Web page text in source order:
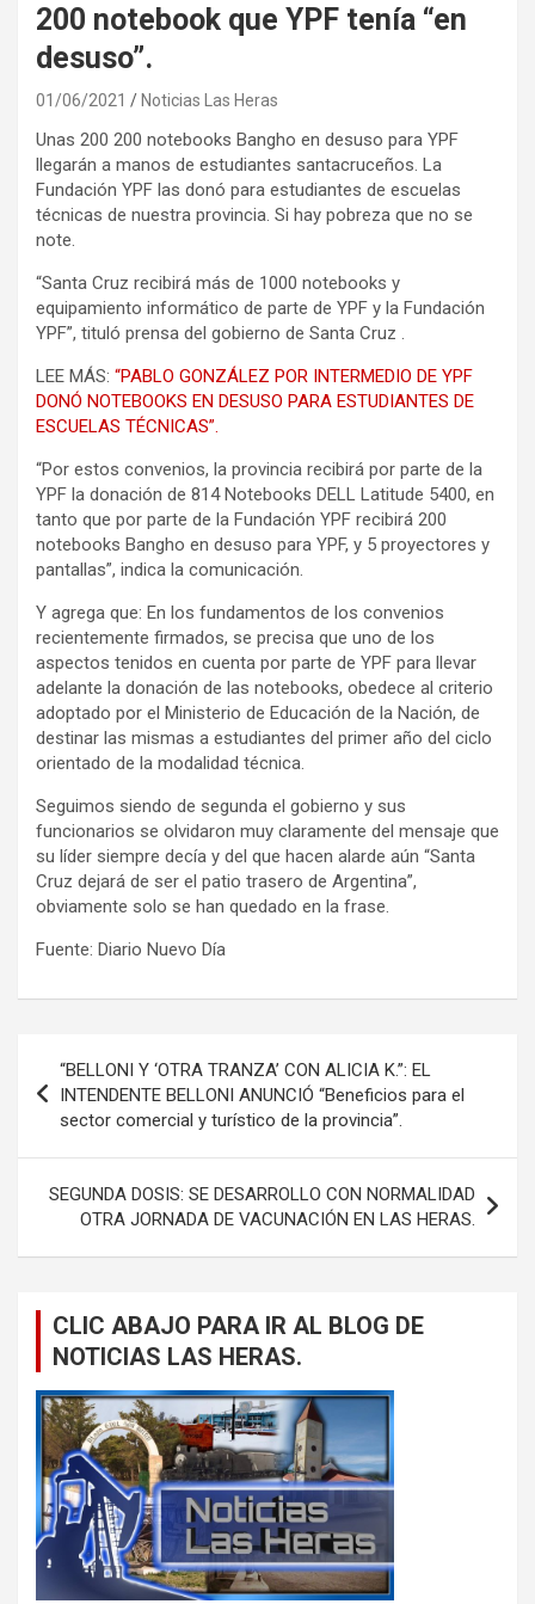
200 notebook que YPF tenía “en
desuso”.
01/06/2021 Noticias Las Heras
Unas 200 200 notebooks Bangho en desuso para YPF
llegarán a manos de estudiantes santacruceños. La
Fundación YPF las donó para estudiantes de escuelas
técnicas de nuestra provincia. Si hay pobreza que no se
note.
“Santa Cruz recibirá más de 1000 notebooks y
equipamiento informático de parte de YPF y la Fundación
YPF”, tituló prensa del gobierno de Santa Cruz .
LEE MÁS: “PABLO GONZÁLEZ POR INTERMEDIO DE YPF
DONÓ NOTEBOOKS EN DESUSO PARA ESTUDIANTES DE
ESCUELAS TÉCNICAS”.
“Por estos convenios, la provincia recibirá por parte de la
YPF la donación de 814 Notebooks DELL Latitude 5400, en
tanto que por parte de la Fundación YPF recibirá 200
notebooks Bangho en desuso para YPF, y 5 proyectores y
pantallas”, indica la comunicación.
Y agrega que: En los fundamentos de los convenios
recientemente firmados, se precisa que uno de los
aspectos tenidos en cuenta por parte de YPF para llevar
adelante la donación de las notebooks, obedece al criterio
adoptado por el Ministerio de Educación de la Nación, de
destinar las mismas a estudiantes del primer año del ciclo
orientado de la modalidad técnica.
Seguimos siendo de segunda el gobierno y sus
funcionarios se olvidaron muy claramente del mensaje que
su líder siempre decía y del que hacen alarde aún “Santa
Cruz dejará de ser el patio trasero de Argentina”,
obviamente solo se han quedado en la frase.
Fuente: Diario Nuevo Día
de
entradas
“BELLONI Y ‘OTRA TRANZA’ CON ALICIA K.”: EL
INTENDENTE BELLONI ANUNCIÓ “Beneficios para el
sector comercial y turístico de la provincia”.
SEGUNDA DOSIS: SE DESARROLLO CON NORMALIDAD
OTRA JORNADA DE VACUNACIÓN EN LAS HERAS.
CLIC ABAJO PARA IR AL BLOG DE
NOTICIAS LAS HERAS.